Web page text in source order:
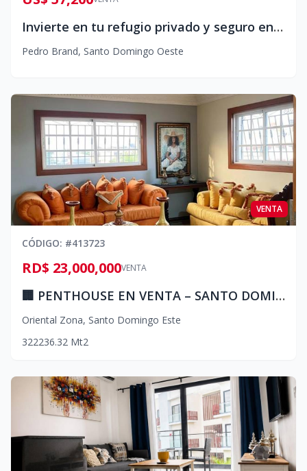
Invierte en tu refugio privado y seguro en Lomas Linda, Pedro Brand
Pedro Brand, Santo Domingo Oeste
VENTA
CÓDIGO: #413723
VENTA
RD$ 23,000,000
🏢 PENTHOUSE EN VENTA – SANTO DOMINGO ESTE
Oriental Zona, Santo Domingo Este
322236.32 Mt2